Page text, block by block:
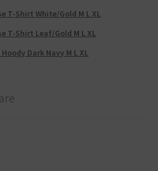
T-Shirt White/Gold M L XL
T-Shirt Leaf/Gold M L XL
Dark Navy M L XL